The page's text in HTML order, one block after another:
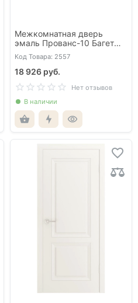
Межкомнатная дверь
эмаль Прованс-10 Багет
белая со стеклом сатинат
Код Товара: 2557
18 926 руб.
Нет отзывов
В наличии